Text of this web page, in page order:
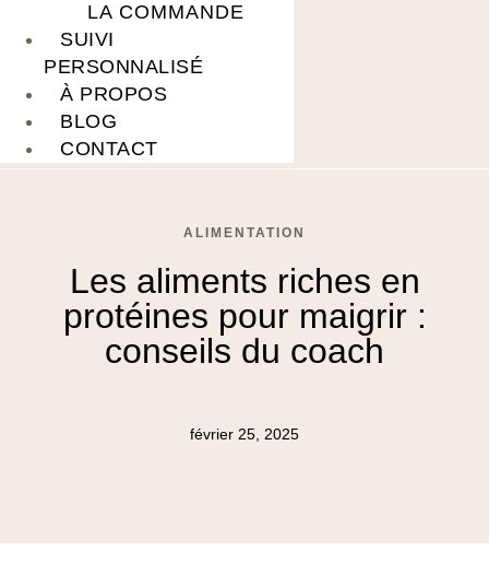
LA COMMANDE
SUIVI
PERSONNALISÉ
À PROPOS
BLOG
CONTACT
ALIMENTATION
Les aliments riches en
protéines pour maigrir :
conseils du coach
février 25, 2025